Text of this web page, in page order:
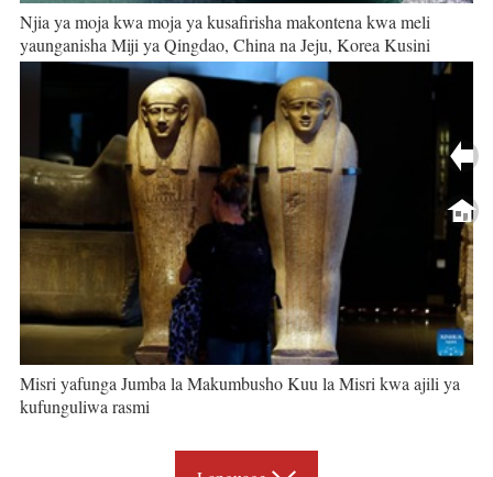
Njia ya moja kwa moja ya kusafirisha makontena kwa meli
yaunganisha Miji ya Qingdao, China na Jeju, Korea Kusini
Misri yafunga Jumba la Makumbusho Kuu la Misri kwa ajili ya
kufunguliwa rasmi